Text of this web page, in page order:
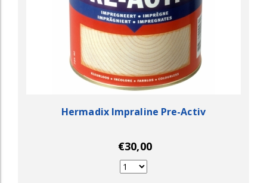
Hermadix Impraline Pre-Activ
€30,00